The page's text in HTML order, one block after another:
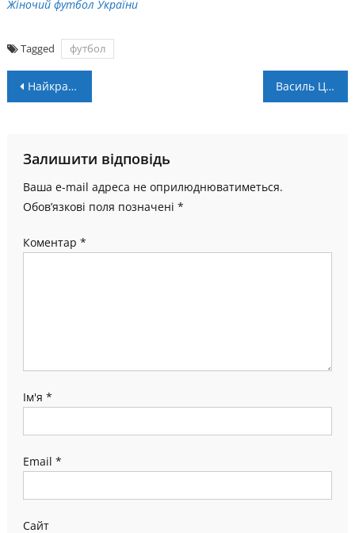
Жіночий футбол України
Tagged футбол
Навігація
Найкращі ігрові автомати 1 win Василь Цюцюра – у символічній збірній 12-го туру VBET UA Першої
Залишити відповідь
Ваша e-mail адреса не оприлюднюватиметься.
Обов’язкові поля позначені *
Коментар *
Ім'я *
Email *
Сайт